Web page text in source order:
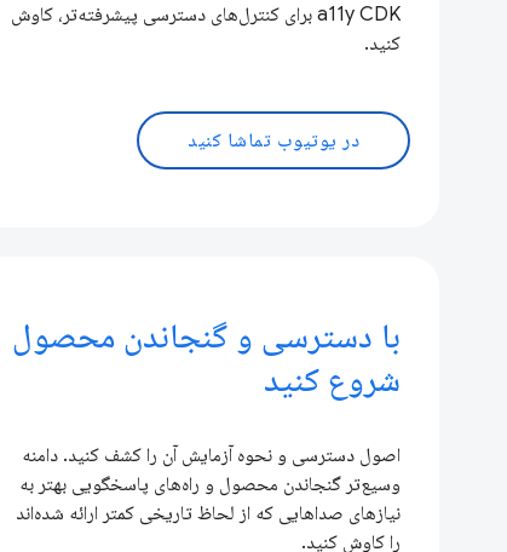
a11y CDK برای کنترل‌های دسترسی پیشرفته‌تر، کاوش
کنید.
در یوتیوب تماشا کنید
با دسترسی و گنجاندن محصول
شروع کنید
اصول دسترسی و نحوه آزمایش آن را کشف کنید. دامنه
وسیع‌تر گنجاندن محصول و راه‌های پاسخگویی بهتر به
نیازهای صداهایی که از لحاظ تاریخی کمتر ارائه شده‌اند
را کاوش کنید.